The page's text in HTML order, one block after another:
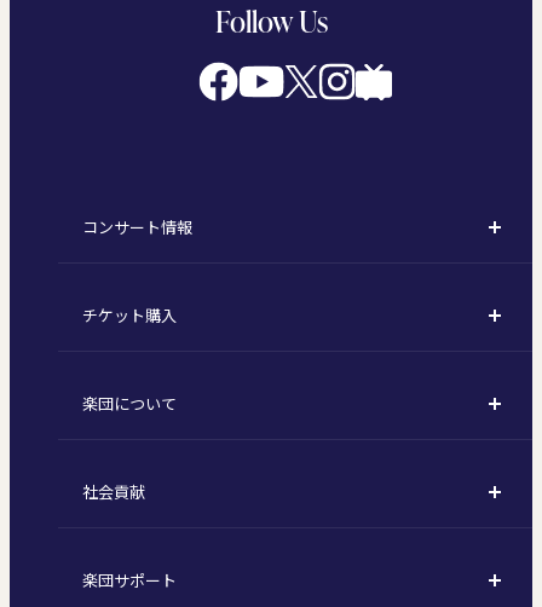
Follow Us
コンサート情報
定期演奏会
東京オペラシティシリーズ
特別演奏会など
その他の公演
チケット購入
定期会員券 / セット券
1回券
楽団について
東京交響楽団とは
指揮者
社会貢献
川崎市 - フランチャイズ
楽団サポート